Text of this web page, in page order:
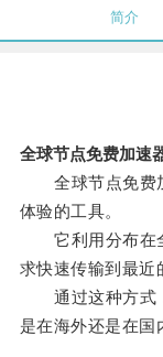
简介
全球节点免费加速
全球节点免费加
体验的工具。
它利用分布在全
求快速传输到最近
通过这种方式，
是在海外还是在国